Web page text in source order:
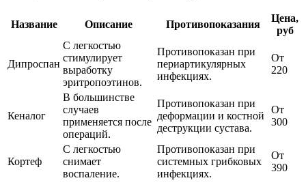
Название Описание Противопоказания
Цена,
руб
Дипроспан
С легкостью
стимулирует
выработку
эритропоэтинов.
Противопоказан при
периартикулярных
инфекциях.
От
220
Кеналог
В большинстве
случаев
применяется после
операций.
Противопоказан при
деформации и костной
деструкции сустава.
От
300
Кортеф
С легкостью
снимает
воспаление.
Противопоказан при
системных грибковых
инфекциях.
От
390